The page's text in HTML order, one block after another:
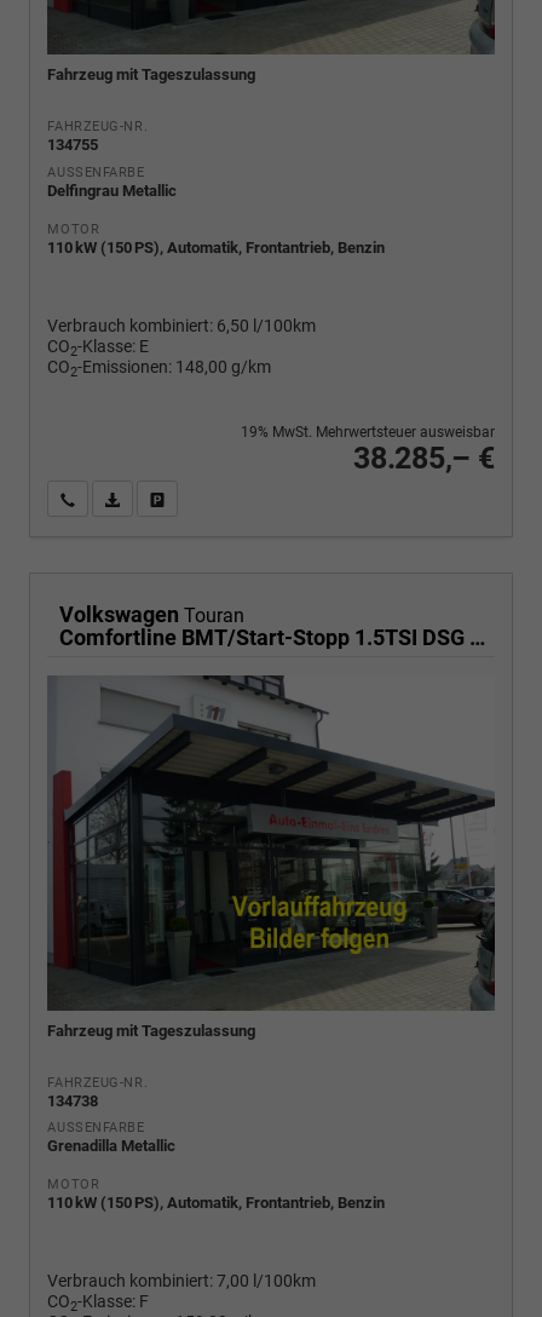
Fahrzeug mit Tageszulassung
FAHRZEUG-NR.
134755
AUSSENFARBE
Delfingrau Metallic
MOTOR
110 kW (150 PS), Automatik, Frontantrieb, Benzin
Verbrauch kombiniert: 6,50 l/100km
CO2-Klasse: E
CO2-Emissionen: 148,00 g/km
38.285,– €
19% MwSt. Mehrwertsteuer ausweisbar
Wir rufen Sie anPDF-Fahrzeugexposé drucken
Volkswagen Touran
Comfortline BMT/Start-Stopp 1.5TSI DSG AHK
Fahrzeug mit Tageszulassung
FAHRZEUG-NR.
134738
AUSSENFARBE
Grenadilla Metallic
MOTOR
110 kW (150 PS), Automatik, Frontantrieb, Benzin
Verbrauch kombiniert:7,00 l/100km
CO2-Klasse: F